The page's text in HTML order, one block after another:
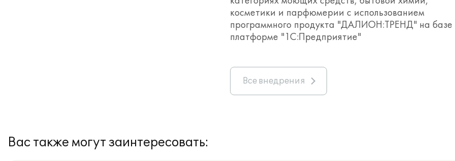
косметики и парфюмерии с использованием
программного продукта "ДАЛИОН:ТРЕНД" на базе
платформе "1С:Предприятие"
Все внедрения
Вас также могут заинтересовать: